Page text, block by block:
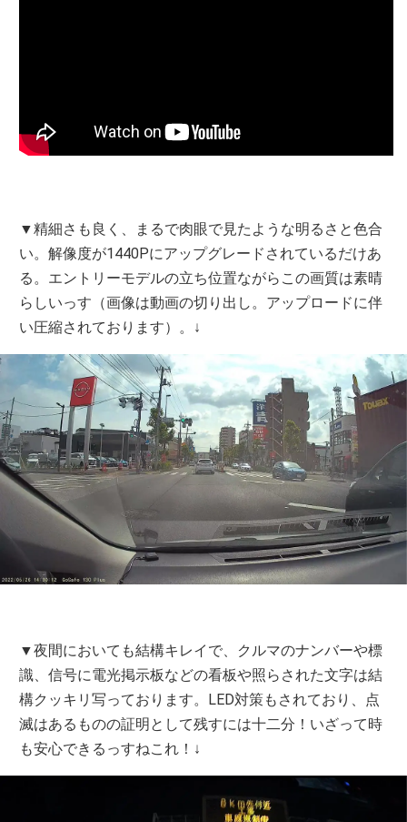
▼精細さも良く、まるで肉眼で見たような明るさと色合
い。解像度が1440Pにアップグレードされているだけあ
る。エントリーモデルの立ち位置ながらこの画質は素晴
らしいっす（画像は動画の切り出し。アップロードに伴
い圧縮されております）。↓
▼夜間においても結構キレイで、クルマのナンバーや標
識、信号に電光掲示板などの看板や照らされた文字は結
構クッキリ写っております。LED対策もされており、点
滅はあるものの証明として残すには十二分！いざって時
も安心できるっすねこれ！↓